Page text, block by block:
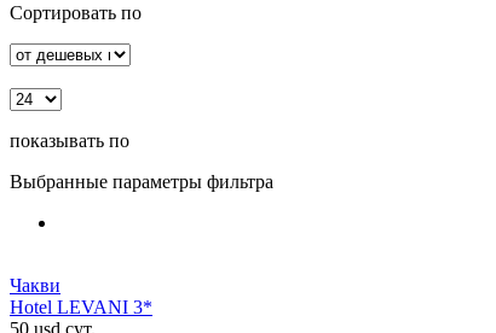
Сортировать по
показывать по
Выбранные параметры фильтра
Чакви
Hotel LEVANI 3*
50 usd сут.